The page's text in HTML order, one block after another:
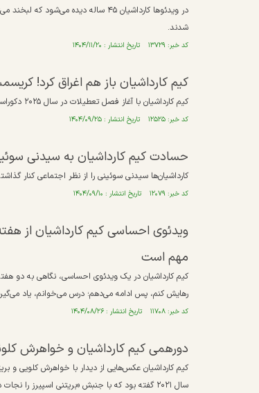
شدند.
کد خبر: ۱۳۷۲۹ تاریخ انتشار : ۱۴۰۴/۱۱/۲۰
کیم کارداشیان باز هم اغراق کرد! کریسمس ۲۰۲۵ با ده‌ها درخت برفی در
کیم کارداشیان با آغاز فصل تعطیلات در سال ۲۰۲۵ دکوراسیون کریسمسی خانه‌اش در هایدن هیلز ِ کالیفرنیا را در اینستاگرام به‌نمایش گذاشت.
کد خبر: ۱۲۵۲۵ تاریخ انتشار : ۱۴۰۴/۰۹/۲۵
حسادت کیم کارداشیان به سیدنی
کارداشیان‌ها سیدنی سوئینی را از نظر اجتماعی کنار
کد خبر: ۱۲۰۷۹ تاریخ انتشار : ۱۴۰۴/۰۹/۱۰
ویدئوی احساسی کیم کارداشیان از
مهم است
کیم کارداشیان در یک ویدئوی احساسی، نگاهی به دو
رهایش کنم، پس ادامه می‌دهم؛ درس می‌خوانم، یاد
کد خبر: ۱۱۷۰۸ تاریخ انتشار : ۱۴۰۴/۰۸/۲۶
دورهمی کیم کارداشیان و خواهرش
کیم کارداشیان عکس‌هایی از دیدار با خواهرش کلویی و
سال ۲۰۲۱ گفته بود که با جنبش «بریتنی اسپیرز را نجات دهید» در رسانه‌ها همدردی می‌کند.